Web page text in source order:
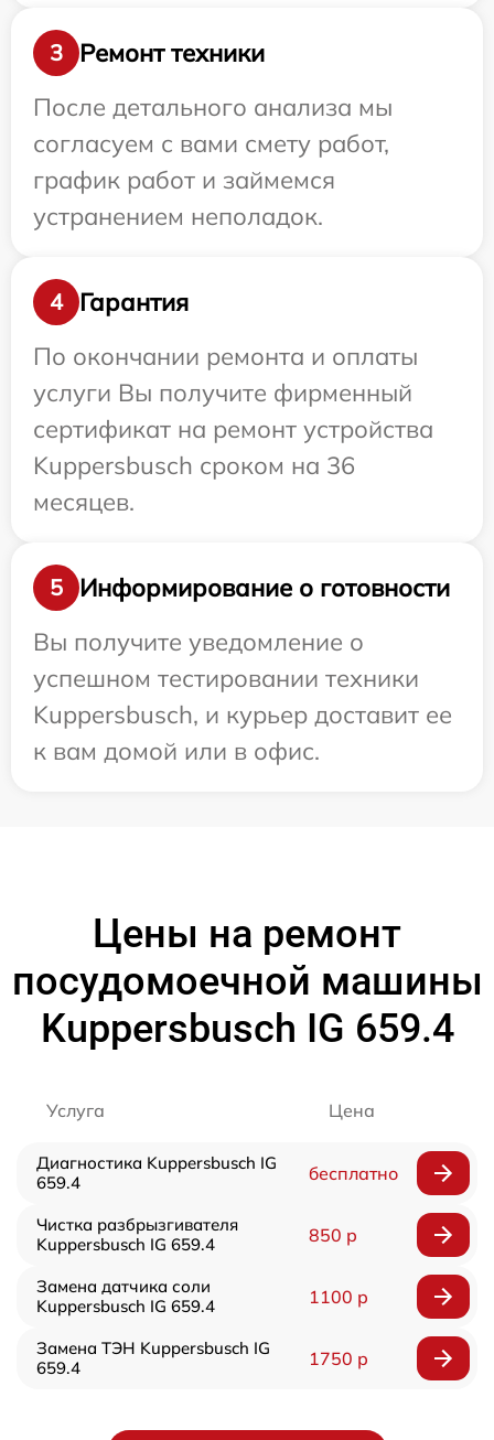
3
Ремонт техники
После детального анализа мы
согласуем с вами смету работ,
график работ и займемся
устранением неполадок.
4
Гарантия
По окончании ремонта и оплаты
услуги Вы получите фирменный
сертификат на ремонт устройства
Kuppersbusch сроком на 36
месяцев.
5
Информирование о готовности
Вы получите уведомление о
успешном тестировании техники
Kuppersbusch, и курьер доставит ее
к вам домой или в офис.
Цены на ремонт
посудомоечной машины
Kuppersbusch IG 659.4
Услуга Цена
Диагностика Kuppersbusch IG
659.4
бесплатно
Чистка разбрызгивателя
Kuppersbusch IG 659.4
850 р
Замена датчика соли
Kuppersbusch IG 659.4
1100 р
Замена ТЭН Kuppersbusch IG
659.4
1750 р